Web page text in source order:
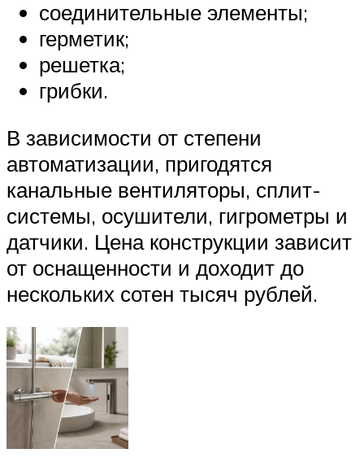
соединительные элементы;
герметик;
решетка;
грибки.
В зависимости от степени
автоматизации, пригодятся
канальные вентиляторы, сплит-
системы, осушители, гигрометры и
датчики. Цена конструкции зависит
от оснащенности и доходит до
нескольких сотен тысяч рублей.